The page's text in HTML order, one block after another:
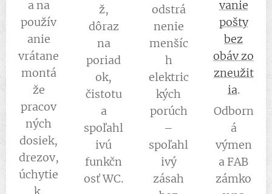
a na
použív
anie
vrátane
montá
že
pracov
ných
dosiek,
drezov,
úchytie
ž,
dôraz
na
poriad
ok,
čistotu
a
spoľahl
ivú
funkčn
osť WC.
odstrá
nenie
menšíc
h
elektric
kých
porúch
–
spoľahl
ivý
zásah
vanie
pošty
bez
obáv zo
zneužit
ia.
Odborn
á
výmen
a FAB
zámko